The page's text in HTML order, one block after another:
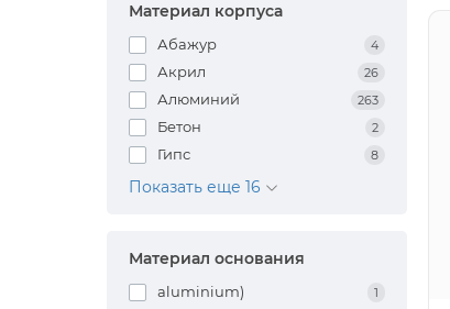
Материал корпуса
Абажур 4
Акрил 26
Алюминий 263
Бетон 2
Гипс 8
Показать еще 16
Материал основания
aluminium) 1